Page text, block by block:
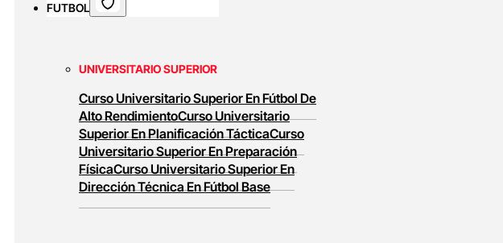
FUTBOL
UNIVERSITARIO SUPERIOR
Curso Universitario Superior En Fútbol De
Alto RendimientoCurso Universitario
Superior En Planificación TácticaCurso
Universitario Superior En Preparación
FísicaCurso Universitario Superior En
Dirección Técnica En Fútbol Base